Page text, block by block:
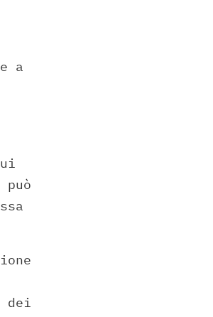
a
può
dei